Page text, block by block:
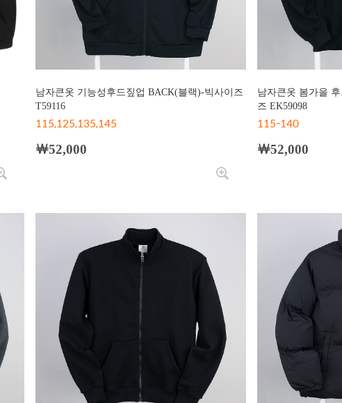
남자큰옷 기능성후드짚업 BACK(블랙)-빅사이즈
T59116
115,125,135,145
￦52,000
남자큰옷 봄가을
즈 EK59098
115-140
￦52,000